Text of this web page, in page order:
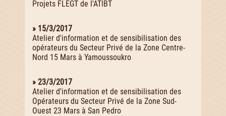
Projets FLEGT de l'ATIBT
» 15/3/2017
Atelier d'information et de sensibilisation des
opérateurs du Secteur Privé de la Zone Centre-
Nord 15 Mars à Yamoussoukro
» 23/3/2017
Atelier d'information et de sensibilisation des
Opérateurs du Secteur Privé de la Zone Sud-
Ouest 23 Mars à San Pedro